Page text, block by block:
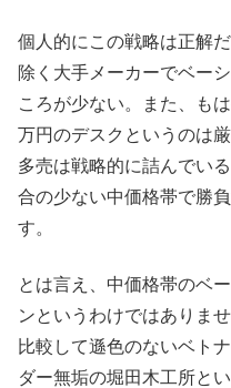
個人的にこの戦略は正解
除く大手メーカーでベー
ころが少ない。また、も
万円のデスクというのは
多売は戦略的に詰んでい
合の少ない中価格帯で勝
す。
とは言え、中価格帯のベ
ンというわけではありま
比較して遜色のないベト
ダー無垢の堀田木工所と